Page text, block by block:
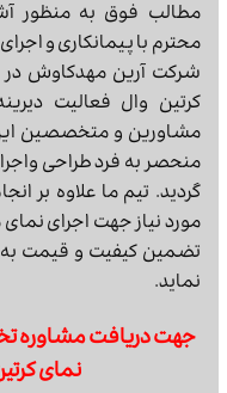
مطالب فوق به منظور
محترم با پیمانکاری و
شرکت آرین مهدکاوش
کرتین وال فعالیت
مشاورین و متخصصین
منحصر به فرد طراحی
گردید. تیم ما علاوه بر
مورد نیاز جهت اجرای
تضمین کیفیت و قیمت به
نماید.
جهت دریافت مشاوره
نمای